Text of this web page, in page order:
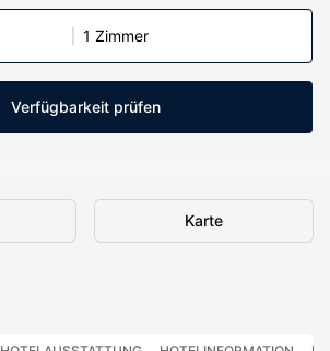
1 Zimmer
Verfügbarkeit prüfen
Karte